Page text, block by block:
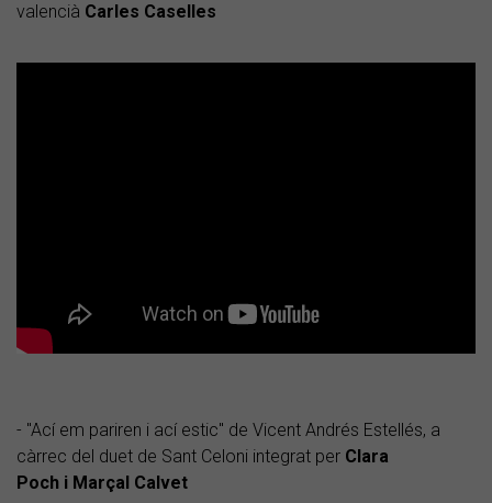
valencià Carles Caselles
- "Ací em pariren i ací estic" de Vicent Andrés Estellés, a
càrrec del duet de Sant Celoni integrat per Clara
Poch i Marçal Calvet